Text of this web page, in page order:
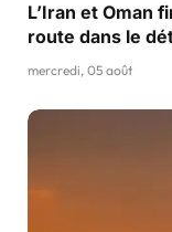
L’Iran et Oman
route dans le
mercredi, 05 août